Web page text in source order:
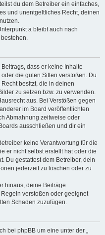
du dem Betreiber ein einfaches,
und unentgeltliches Recht, deinen
a bleibt auch nach
dass er keine Inhalte
die guten Sitten verstoßen. Du
besitzt, die in deinen
zu setzen bzw. zu verwenden.
aus. Bei Verstößen gegen
im Board veröffentlichten
Abmahnung zeitweise oder
ausschließen und dir ein
keine Verantwortung für die
er nicht selbst erstellt hat oder die
Du gestattest dem Betreiber, dein
jederzeit zu löschen oder zu
hinaus, deine Beiträge
verstoßen oder geeignet
Schaden zuzufügen.
bei phpBB um eine unter der „